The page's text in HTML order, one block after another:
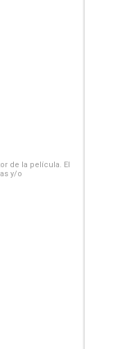
de la película. El
y/o